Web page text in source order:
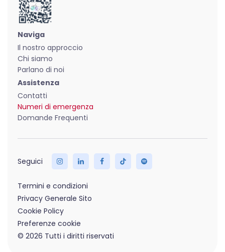
Naviga
Il nostro approccio
Chi siamo
Parlano di noi
Assistenza
Contatti
Numeri di emergenza
Domande Frequenti
Termini e condizioni
Privacy Generale Sito
Cookie Policy
Preferenze cookie
© 2026 Tutti i diritti riservati